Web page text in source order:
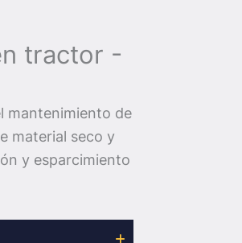
tractor -
mantenimiento de
material seco y
y esparcimiento